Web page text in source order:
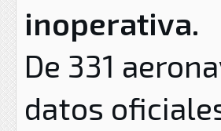
inoperativa.
De 331
datos